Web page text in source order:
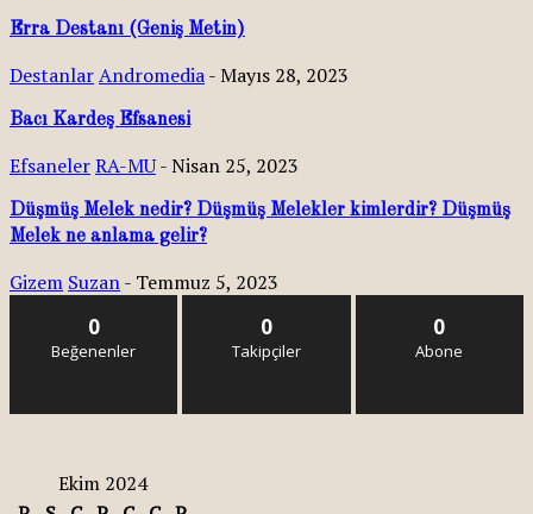
Erra Destanı (Geniş Metin)
DestanlarAndromedia-Mayıs 28, 2023
Bacı Kardeş Efsanesi
EfsanelerRA-MU-Nisan 25, 2023
Düşmüş Melek nedir? Düşmüş Melekler kimlerdir? Düşmüş
Melek ne anlama gelir?
Gizem Suzan- Temmuz 5, 2023
0
Beğenenler
0
Takipçiler
0
Abone
Ekim 2024